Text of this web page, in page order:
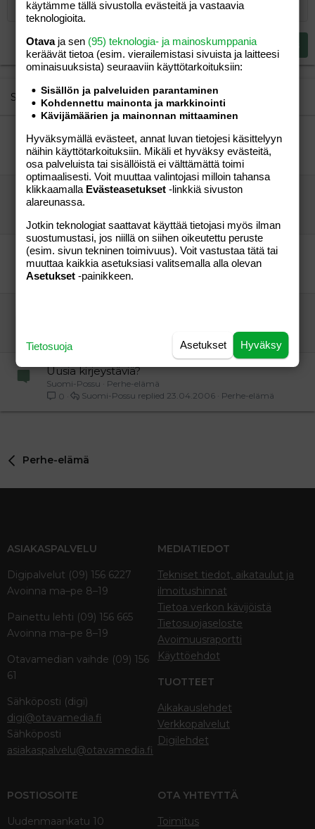
Pienennä sisennystä
12
18
22
26
Courier New
Tahoma
Times New Roman
Trebuchet MS
Verdana
Tasaa oikealle
Justify text
Heading 2
Heading 3 Lähetä vastaus
Similar threads
Kirjeystäviä
Pipa Perhe-elämä
1
Perhe-elämä
26.10.2005
Pipa
Kirjekavereitä
kotiäiti68
Mese- ystäviä arkeen
Jarkka36 Perhe-elämä
2
13.08.2004
kaissi
Perhe-elämä
Uusia kirjeystäviä?
Suomi-Possu
Perhe-elämä
0
Perhe-elämä
23.04.2006
Suomi-Possu
Perhe-elämä
ASIAKASPALVELU
Digipalvelut (09) 156 6227
Avoinna ma–pe 8–19
Painettu lehti (09) 156 665
Avoinna ma–pe 8–19
Otavamedian vaihde (09) 156
61
Sähköposti (digi)
digi@otavamedia.fi
Sähköposti
asiakaspalvelu@otavamedia.fi
MEDIATIEDOT
Tekniset tiedot, aikataulut ja
ilmoitushinnat
Tietoa verkon kävijöistä
Tietosuojaseloste
Avoimuusraportti
Käyttöehdot
TUOTTEET
Aikakauslehdet
Verkkopalvelut
Digilehdet
POSTIOSOITE
Uudenmaankatu 10
OTA YHTEYTTÄ
Toimitus
käytämme tällä sivustolla evästeitä ja vastaavia
teknologioita.
Otavaja sen (95) teknologia- ja mainoskumppania
keräävät tietoa (esim. vierailemis­tasi sivuista ja laitteesi
ominaisuuk­sista) seuraaviin käyttötarkoituksiin:
Sisällön ja palveluiden parantaminen
Kohdennettu mainonta ja markkinointi
Kävijämäärien ja mainonnan mittaaminen
Hyväksymällä evästeet, annat luvan tietojesi käsittelyyn
näihin käyttötarkoituksiin. Mikäli et hyväksy evästeitä,
osa palveluista tai sisällöistä ei välttämättä toimi
optimaalisesti. Voit muuttaa valintojasi milloin tahansa
klikkaamalla Evästeasetukset -linkkiä sivuston
alareunassa.
Jotkin teknologiat saattavat käyttää tietojasi myös ilman
suostumustasi, jos niillä on siihen oikeutettu peruste
(esim. sivun tekninen toimivuus). Voit vastustaa tätä tai
muuttaa kaikkia asetuksiasi valitsemalla alla olevan
Asetukset -painikkeen.
Hyväksy
Asetukset
Tietosuoja